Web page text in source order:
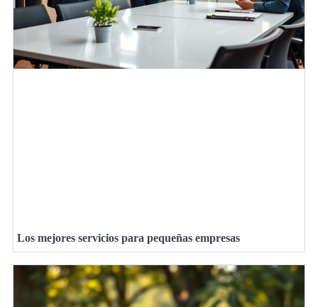
Los mejores servicios para pequeñas empresas